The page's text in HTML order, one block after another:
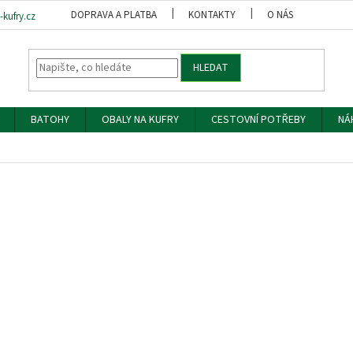
DOPRAVA A PLATBA KONTAKTY O NÁS
HLEDAT
BATOHY OBALY NA KUFRY CESTOVNÍ POTŘEBY